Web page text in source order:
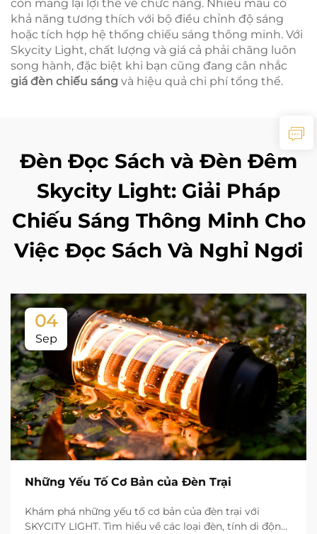
còn mang lại lợi thế về chức năng. Nhiều mẫu có
khả năng tương thích với bộ điều chỉnh độ sáng
hoặc tích hợp hệ thống chiếu sáng thông minh. Với
Skycity Light, chất lượng và giá cả phải chăng luôn
song hành, đặc biệt khi bạn cũng đang cân nhắc
giá đèn chiếu sáng và hiệu quả chi phí tổng thể.
Đèn Đọc Sách và Đèn Đêm
Skycity Light: Giải Pháp
Chiếu Sáng Thông Minh Cho
Việc Đọc Sách Và Nghỉ Ngơi
04
Sep
Những Yếu Tố Cơ Bản của Đèn Trại
Khám phá những yếu tố cơ bản của đèn trại với
SKYCITY LIGHT. Tìm hiểu về các loại đèn, tính di động,